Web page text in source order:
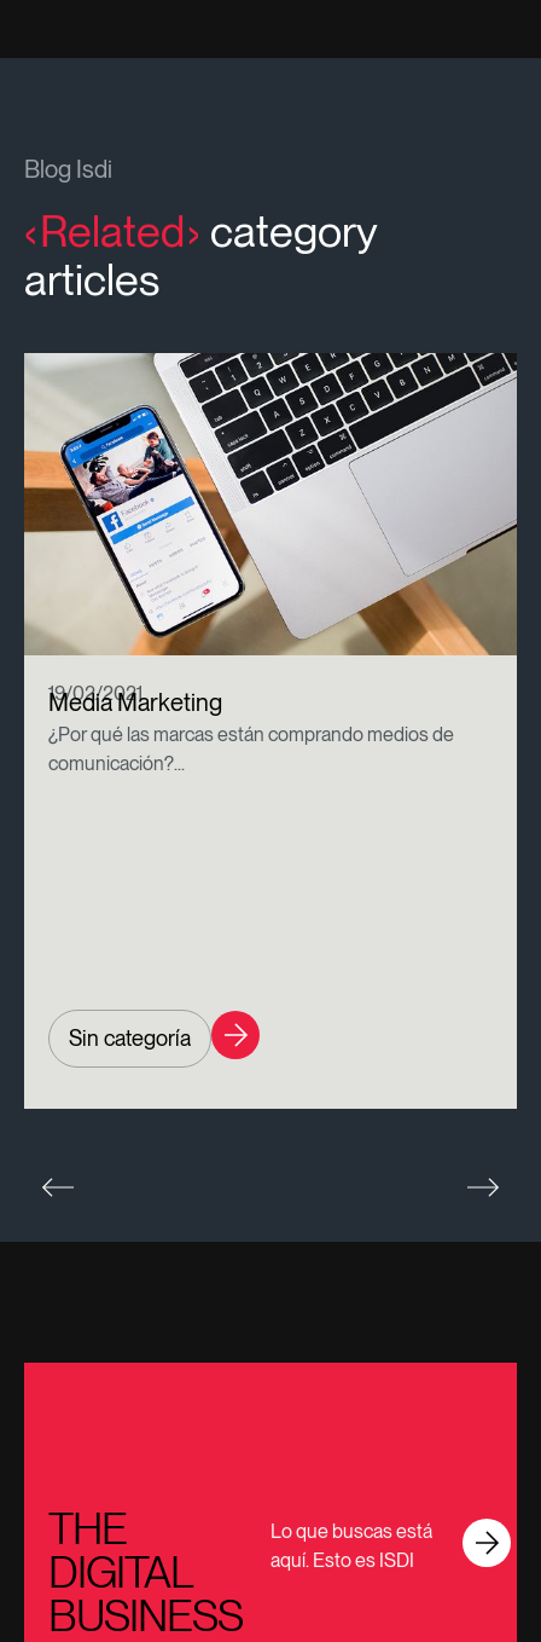
Blog Isdi
Related category
articles
19/02/2021
Media Marketing
¿Por qué las marcas están comprando medios de
comunicación?...
Sin categoría
THE
DIGITAL
BUSINESS
Lo que buscas está
aquí. Esto es ISDI